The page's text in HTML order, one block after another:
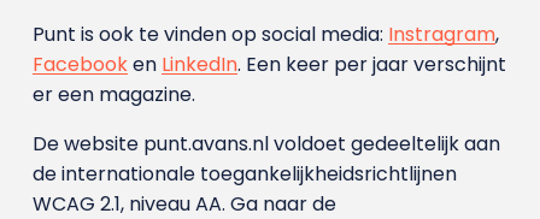
Punt is ook te vinden op social media: Instragram,
Facebooken LinkedIn. Een keer per jaar verschijnt
er een magazine.
De website punt.avans.nl voldoet gedeeltelijk aan
de internationale toegankelijkheidsrichtlijnen
WCAG 2.1, niveau AA. Ga naar de